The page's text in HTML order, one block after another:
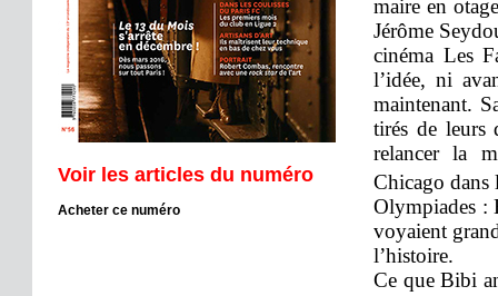
Voir les articles du numéro
Acheter ce numéro
maire en
Jérôme
cinéma Les
l’idée, ni
maintenant.
tirés de leurs
relancer la
Chicago dans
Olympiades :
voyaient
l’histoire.
Ce que Bibi